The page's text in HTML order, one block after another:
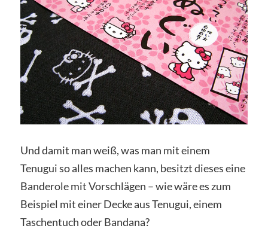
Und damit man weiß, was man mit einem
Tenugui so alles machen kann, besitzt dieses eine
Banderole mit Vorschlägen – wie wäre es zum
Beispiel mit einer Decke aus Tenugui, einem
Taschentuch oder Bandana?